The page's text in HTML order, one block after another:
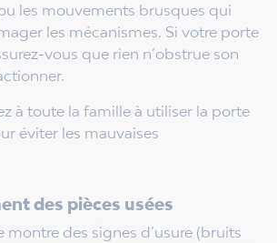
les mouvements brusques qui
les mécanismes. Si votre porte
vous que rien n’obstrue son
à toute la famille à utiliser la porte
éviter les mauvaises
des pièces usées
montre des signes d’usure (bruits